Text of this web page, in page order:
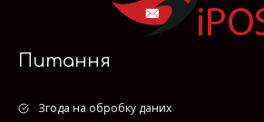
Питання
Згода на обробку даних